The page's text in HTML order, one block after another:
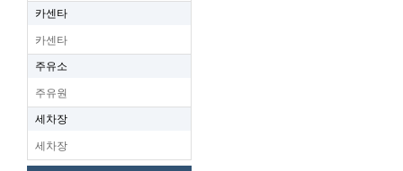
카센타
카센타
주유소
주유원
세차장
세차장